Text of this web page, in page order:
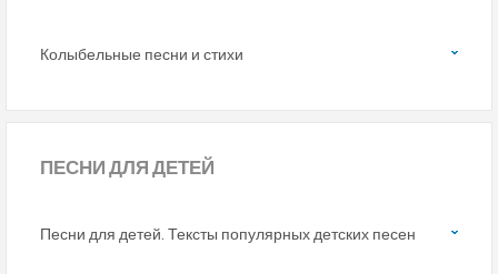
Колыбельные песни и стихи
ПЕСНИДЛЯ ДЕТЕЙ
Песни для детей. Тексты популярных детских песен